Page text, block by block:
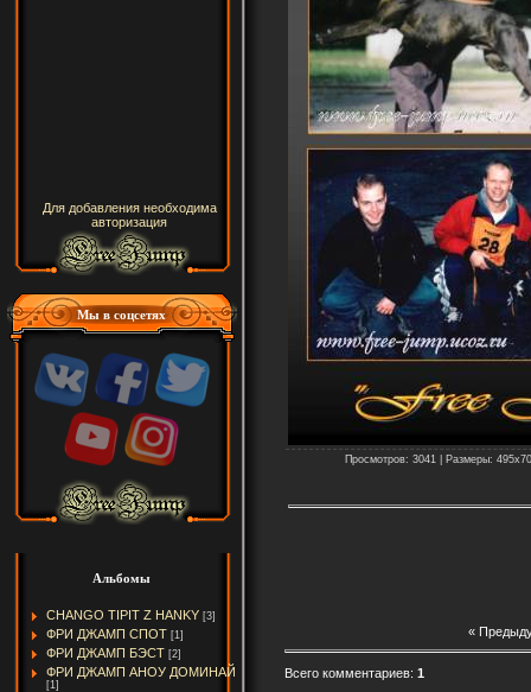
Для добавления необходима
авторизация
Мы в соцсетях
Альбомы
CHANGO TIPIT Z HANKY [3]
ФРИ ДЖАМП СПОТ [1]
ФРИ ДЖАМП БЭСТ [2]
ФРИ ДЖАМП АНОУ ДОМИНАЙ
[1]
Просмотров: 3041 | Размеры:
«
Всего комментариев: 1